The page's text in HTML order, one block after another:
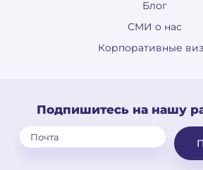
Блог
СМИ о нас
Корпоративные
Подпишитесь на нашу